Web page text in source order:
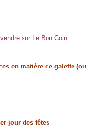
sur Le Bon Coin
en matière de galette (ou
jour des fêtes